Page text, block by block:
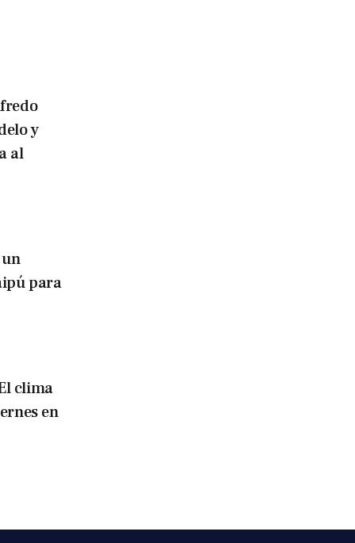
y
al
para
clima
en